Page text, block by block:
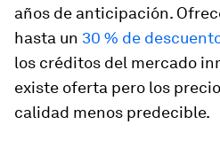
años de anticipación.
hasta un 30 % de
los créditos del mercado
existe oferta pero los
calidad menos predecible.